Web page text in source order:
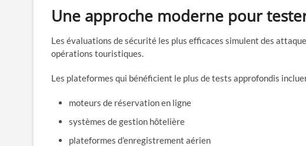
Une approche moderne pour
Les évaluations de sécurité les plus efficaces simulent des
opérations touristiques.
Les plateformes qui bénéficient le plus de tests approfondis
moteurs de réservation en ligne
systèmes de gestion hôtelière
plateformes d’enregistrement aérien